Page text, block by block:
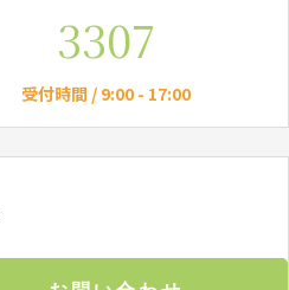
3307
受付時間 / 9:00 - 17:00